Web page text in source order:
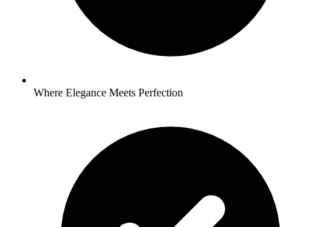
Where Elegance Meets Perfection